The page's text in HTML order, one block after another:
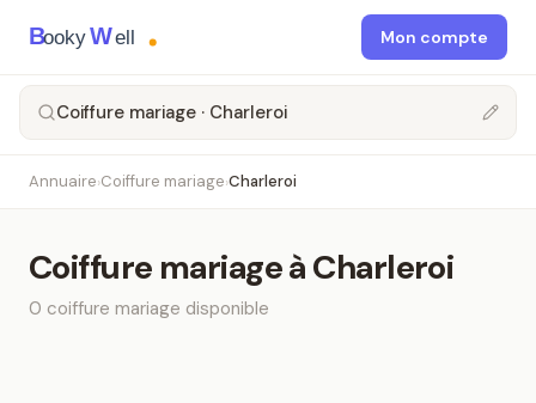
BookyWell Mon compte
Coiffure mariage · Charleroi
Annuaire›Coiffure mariage›Charleroi
Coiffure mariageàCharleroi
0 coiffure mariage disponible